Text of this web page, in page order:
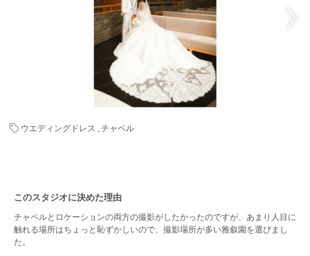
ウエディングドレス チャペル
このスタジオに決めた理由
チャペルとロケーションの両方の撮影がしたかったのですが、あまり人目に
触れる場所はちょっと恥ずかしいので、撮影場所が多い雅叙園を選びまし
た。